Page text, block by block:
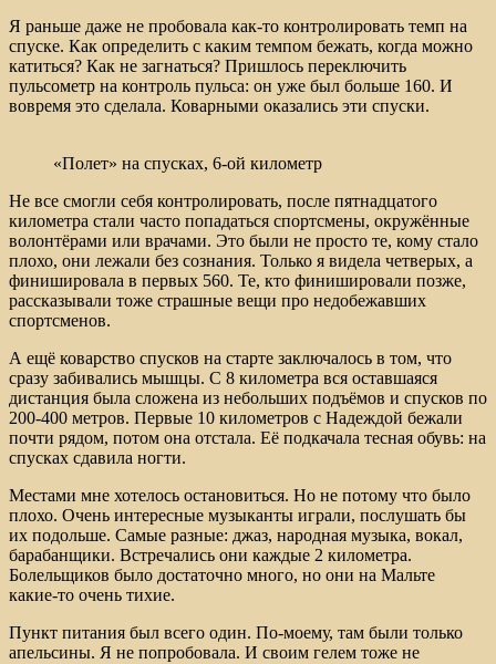
Я раньше даже не пробовала как-то контролировать темп на
спуске. Как определить с каким темпом бежать, когда можно
катиться? Как не загнаться? Пришлось переключить
пульсометр на контроль пульса: он уже был больше 160. И
вовремя это сделала. Коварными оказались эти спуски.
«Полет» на спусках, 6-ой километр
Не все смогли себя контролировать, после пятнадцатого
километра стали часто попадаться спортсмены, окружённые
волонтёрами или врачами. Это были не просто те, кому стало
плохо, они лежали без сознания. Только я видела четверых, а
финишировала в первых 560. Те, кто финишировали позже,
рассказывали тоже страшные вещи про недобежавших
спортсменов.
А ещё коварство спусков на старте заключалось в том, что
сразу забивались мышцы. С 8 километра вся оставшаяся
дистанция была сложена из небольших подъёмов и спусков по
200-400 метров. Первые 10 километров с Надеждой бежали
почти рядом, потом она отстала. Её подкачала тесная обувь: на
спусках сдавила ногти.
Местами мне хотелось остановиться. Но не потому что было
плохо. Очень интересные музыканты играли, послушать бы
их подольше. Самые разные: джаз, народная музыка, вокал,
барабанщики. Встречались они каждые 2 километра.
Болельщиков было достаточно много, но они на Мальте
какие-то очень тихие.
Пункт питания был всего один. По-моему, там были только
апельсины. Я не попробовала. И своим гелем тоже не